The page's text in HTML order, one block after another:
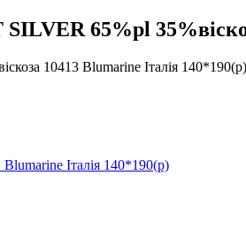
65%pl
10413 Blumarine Італія
Італія 140*190(р)